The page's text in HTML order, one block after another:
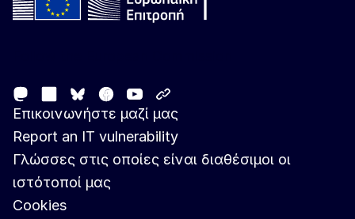
MastodonLinkedIn
Bluesky
Facebook
Youtube
Επικοινωνήστε μαζί μας
Report an IT vulnerability
Γλώσσες στις οποίες είναι διαθέσιμοι οι
ιστότοποί μας
Cookies